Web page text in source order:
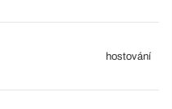
hostování